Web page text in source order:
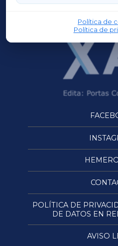
Política de
Política de
POLÍTICA DE
DE DATOS EN
AVISO